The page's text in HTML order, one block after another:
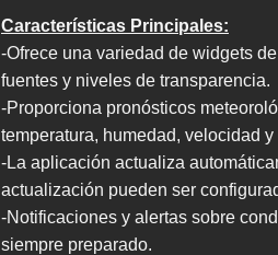
Características Principales:
-Ofrece una variedad de widgets
fuentes y niveles de transparencia.
-Proporciona pronósticos
temperatura, humedad, velocidad
-La aplicación actualiza
actualización pueden ser
-Notificaciones y alertas sobre
siempre preparado.